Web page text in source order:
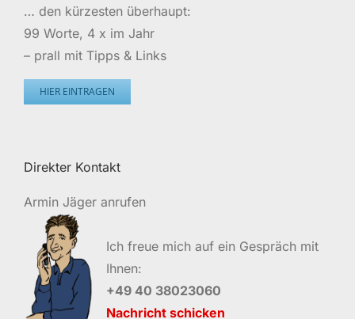
… den kürzesten überhaupt:
99 Worte, 4 x im Jahr
– prall mit Tipps & Links
HIER EINTRAGEN
Direkter Kontakt
Armin Jäger anrufen
Ich freue mich auf ein Gespräch mit
Ihnen:
+49 40 38023060
Nachricht schicken